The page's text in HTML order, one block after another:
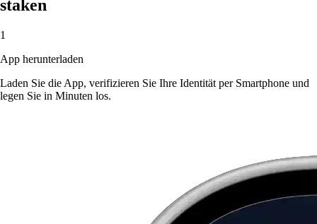
staken
1
App herunterladen
Laden Sie die App, verifizieren Sie Ihre Identität per Smartphone und
legen Sie in Minuten los.